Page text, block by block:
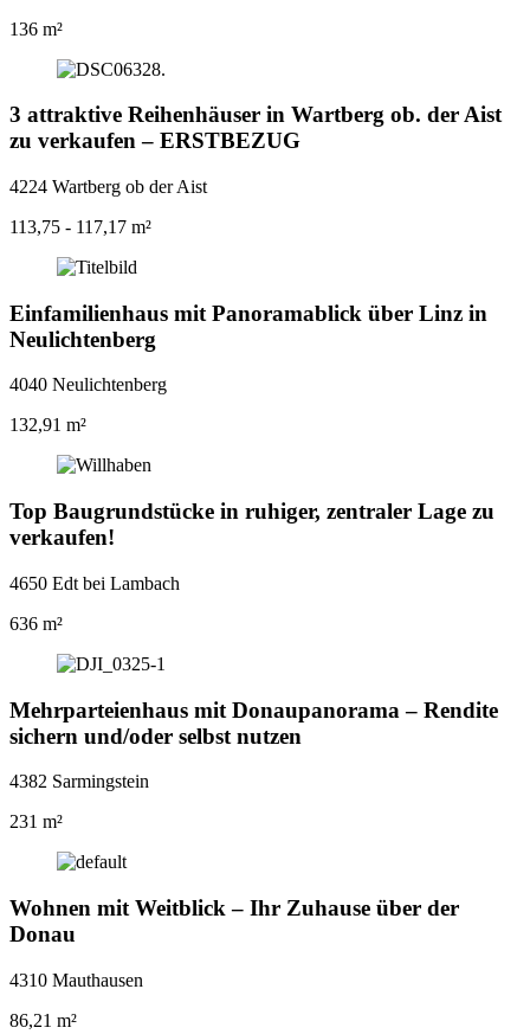
136 m²
3 attraktive Reihenhäuser in Wartberg ob. der Aist
zu verkaufen – ERSTBEZUG
4224 Wartberg ob der Aist
113,75 - 117,17 m²
Einfamilienhaus mit Panoramablick über Linz in
Neulichtenberg
4040 Neulichtenberg
132,91 m²
Top Baugrundstücke in ruhiger, zentraler Lage zu
verkaufen!
4650 Edt bei Lambach
636 m²
Mehrparteienhaus mit Donaupanorama – Rendite
sichern und/oder selbst nutzen
4382 Sarmingstein
231 m²
Wohnen mit Weitblick – Ihr Zuhause über der
Donau
4310 Mauthausen
86,21 m²